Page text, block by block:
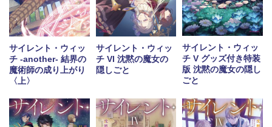
サイレント・ウィッ
チ -another- 結界の
魔術師の成り上がり
〈上〉
サイレント・ウィッ
チ VI 沈黙の魔女の
隠しごと
サイレント・ウィッ
チ V グッズ付き特装
版 沈黙の魔女の隠し
ごと